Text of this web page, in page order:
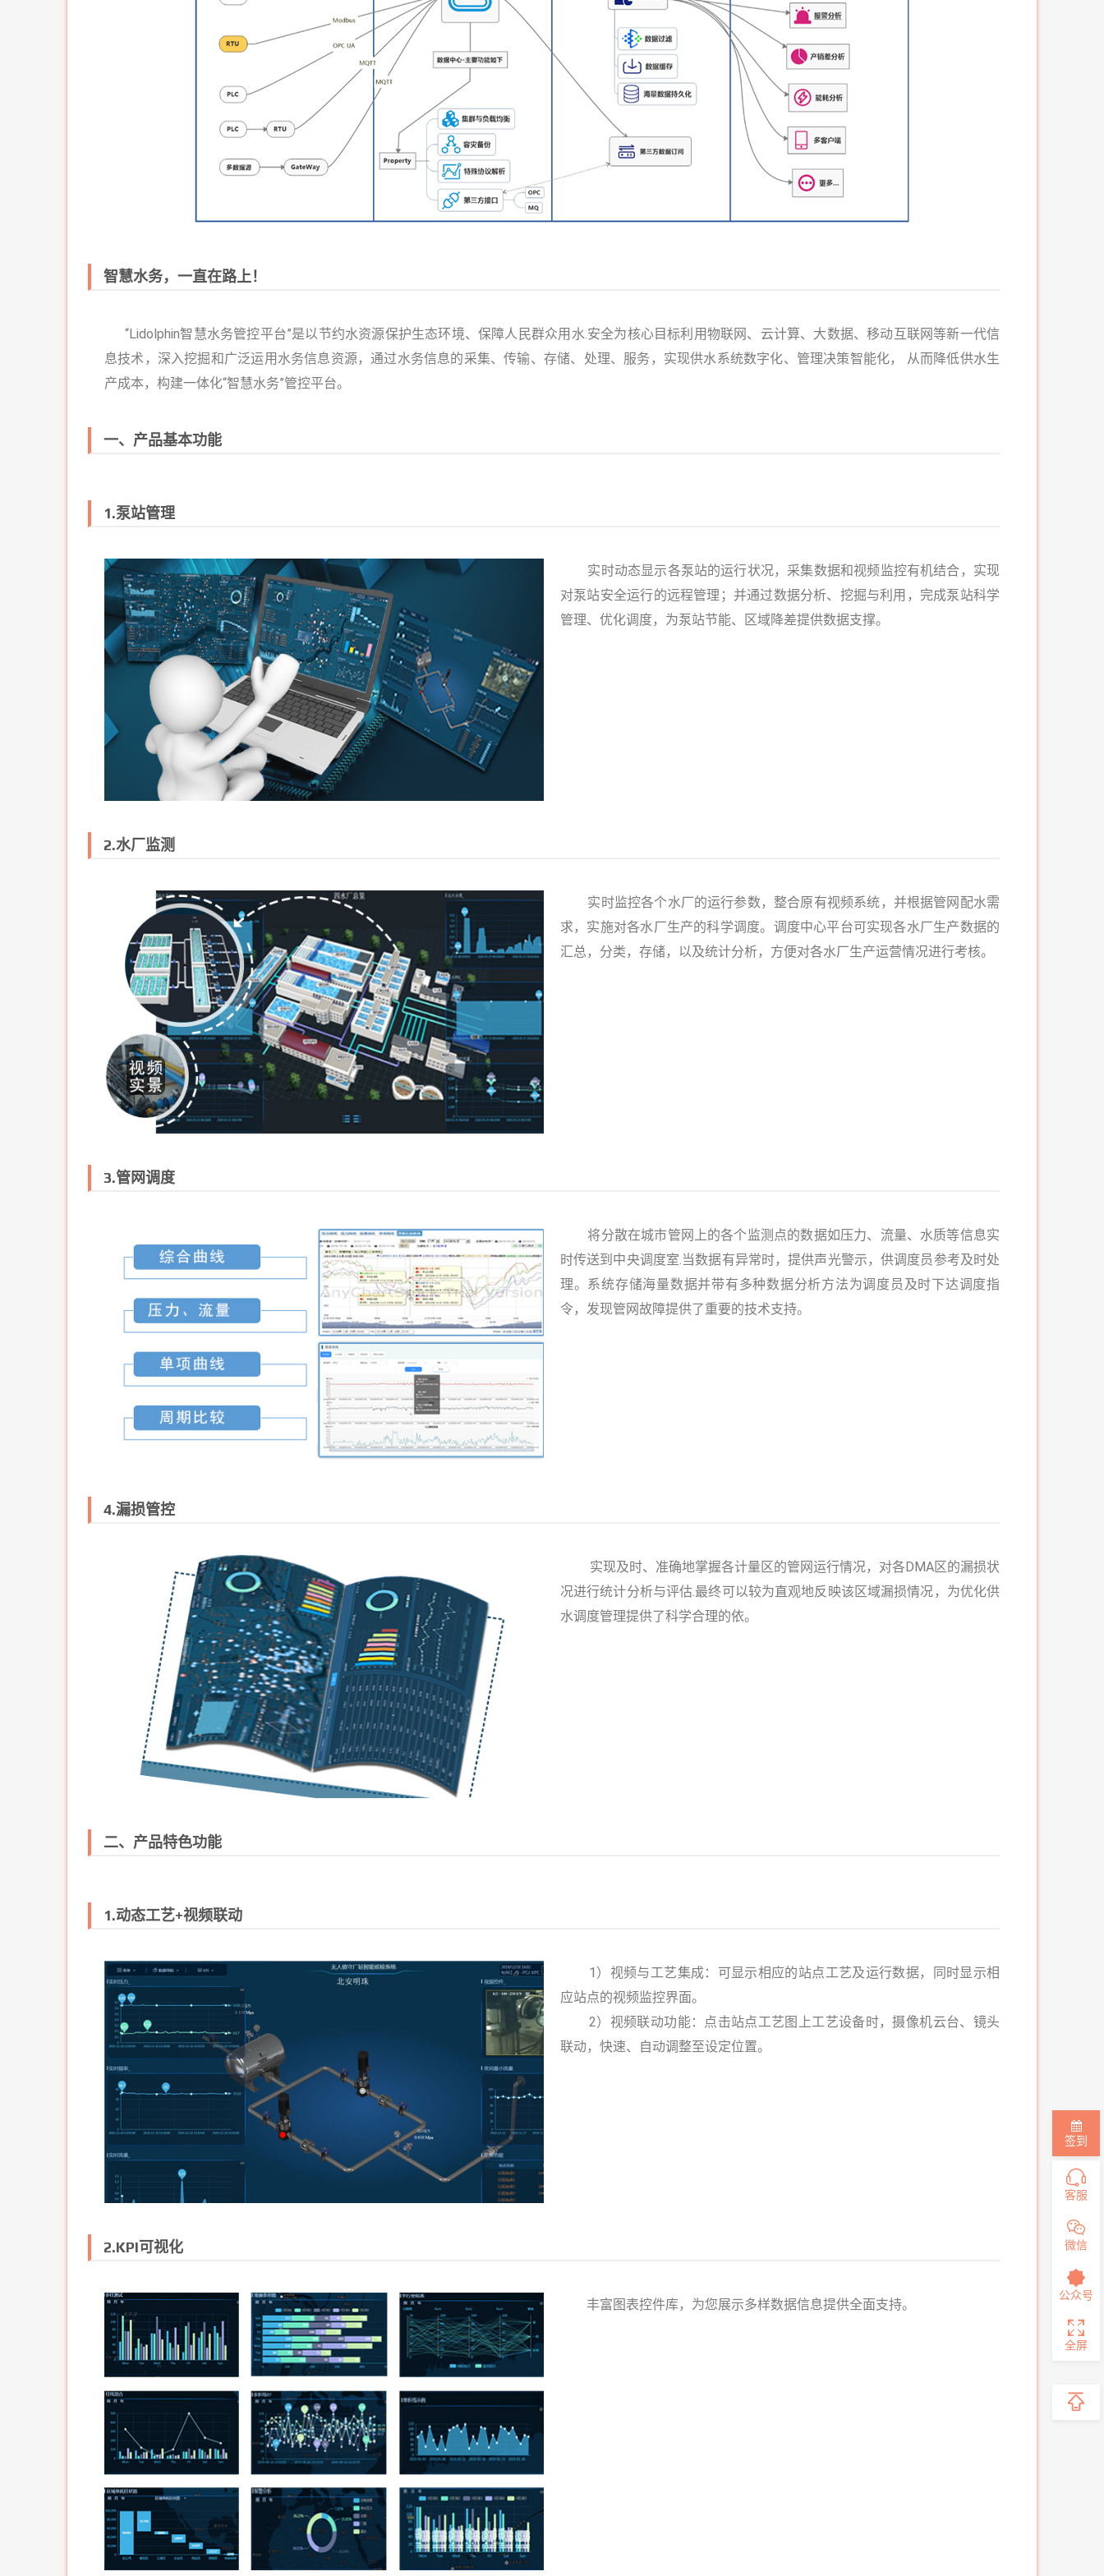
智慧水务，一直在路上！​
“Lidolphin智慧水务管控平台”是以节约水资源保护生态环境、保障人民群众用水.安全为核心目标利用物联网、云计算、大数据、移动互联网等新一代信
息技术，深入挖掘和广泛运用水务信息资源，通过水务信息的采集、传输、存储、处理、服务，实现供水系统数字化、管理决策智能化， 从而降低供水生
产成本，构建一体化“智慧水务”管控平台。
一、产品基本功能​
1.泵站管理
实时动态显示各泵站的运行状况，采集数据和视频监控有机结合，实现
对泵站安全运行的远程管理；并通过数据分析、挖掘与利用，完成泵站科学
管理、优化调度，为泵站节能、区域降差提供数据支撑。
2.水厂监测
实时监控各个水厂的运行参数，整合原有视频系统，并根据管网配水需
求，实施对各水厂生产的科学调度。调度中心平台可实现各水厂生产数据的
汇总，分类，存储，以及统计分析，方便对各水厂生产运营情况进行考核。
3.管网调度
将分散在城市管网上的各个监测点的数据如压力、流量、水质等信息实
时传送到中央调度室.当数据有异常时，提供声光警示，供调度员参考及时处
理。系统存储海量数据并带有多种数据分析方法为调度员及时下达调度指
令，发现管网故障提供了重要的技术支持。
4.漏损管控
实现及时、准确地掌握各计量区的管网运行情况，对各DMA区的漏损状
况进行统计分析与评估.最终可以较为直观地反映该区域漏损情况，为优化供
水调度管理提供了科学合理的依。
二、产品特色功能
1.动态工艺+视频联动
1）视频与工艺集成： 可显示相应的站点工艺及运行数据，同时显示相
应站点的视频监控界面。
2）视频联动功能： 点击站点工艺图上工艺设备时，摄像机云台、镜头
联动，快速、自动调整至设定位置。
2.KPI可视化
丰富图表控件库，为您展示多样数据信息提供全面支持。
签到
客服
微信
公众号
全屏